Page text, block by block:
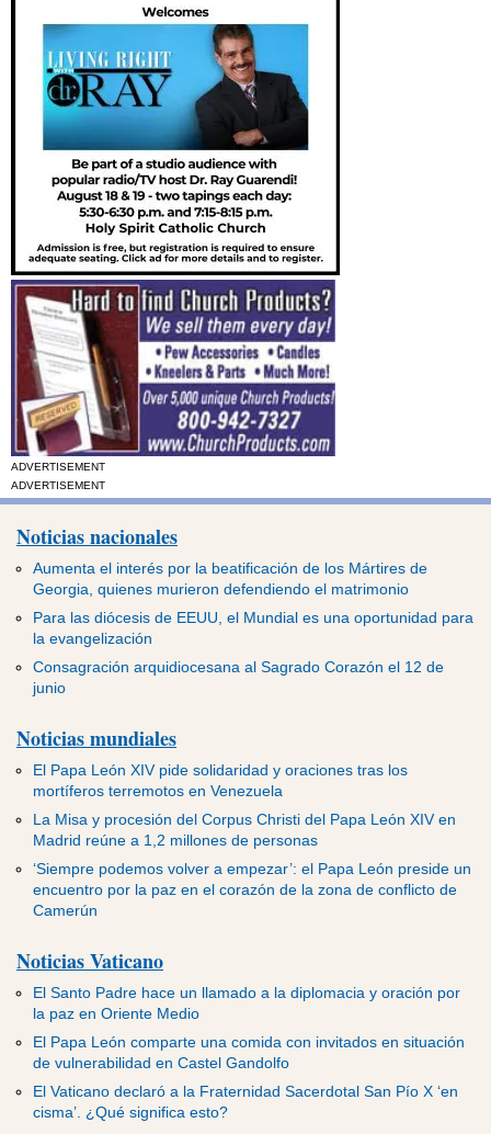
ADVERTISEMENT
ADVERTISEMENT
Noticias nacionales
Aumenta el interés por la beatificación de los Mártires de
Georgia, quienes murieron defendiendo el matrimonio
Para las diócesis de EEUU, el Mundial es una oportunidad para
la evangelización
Consagración arquidiocesana al Sagrado Corazón el 12 de
junio
Noticias mundiales
El Papa León XIV pide solidaridad y oraciones tras los
mortíferos terremotos en Venezuela
La Misa y procesión del Corpus Christi del Papa León XIV en
Madrid reúne a 1,2 millones de personas
‘Siempre podemos volver a empezar’: el Papa León preside un
encuentro por la paz en el corazón de la zona de conflicto de
Camerún
Noticias Vaticano
El Santo Padre hace un llamado a la diplomacia y oración por
la paz en Oriente Medio
El Papa León comparte una comida con invitados en situación
de vulnerabilidad en Castel Gandolfo
El Vaticano declaró a la Fraternidad Sacerdotal San Pío X ‘en
cisma’. ¿Qué significa esto?